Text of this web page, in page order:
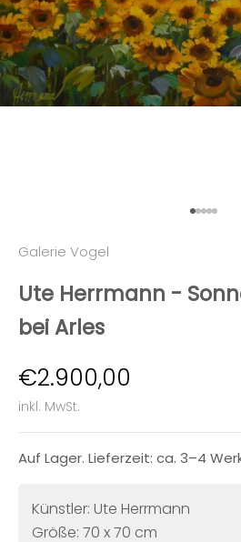
Gehe
Gehe
Gehe
Galerie Vogel
Ute Herrmann -
bei Arles
Angebot
€2.900,00
inkl. MwSt.
Auf Lager. Lieferzeit: ca. 3–4
Künstler: Ute Herrmann
Größe: 70 x 70 cm